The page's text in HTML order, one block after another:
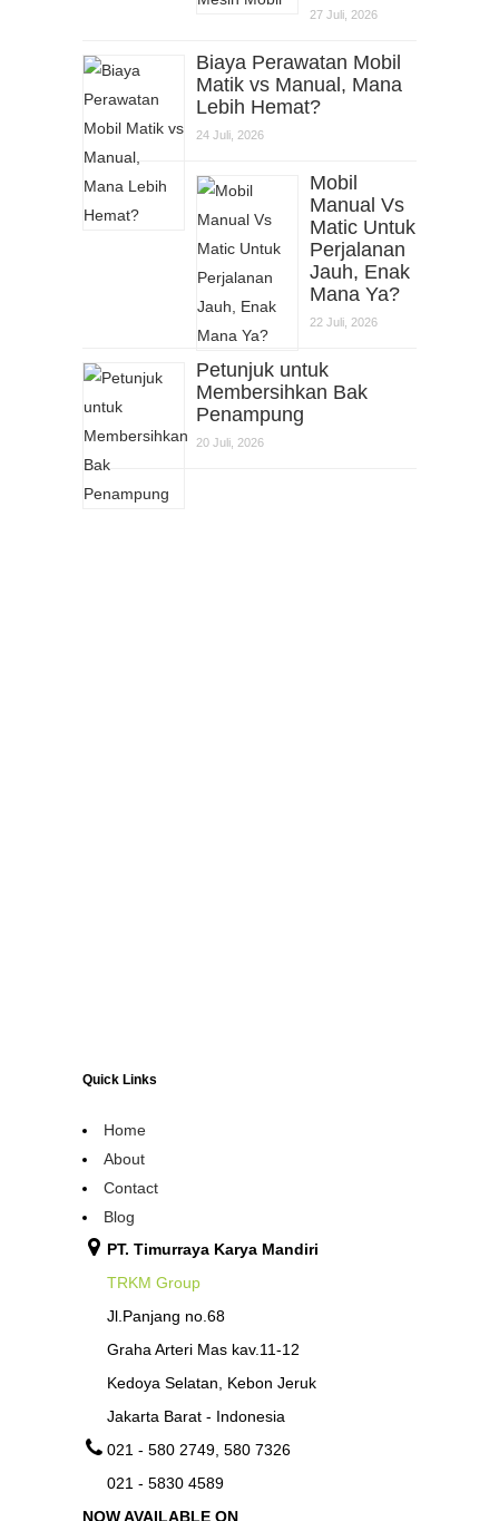
27 Juli, 2026
Biaya Perawatan Mobil
Matik vs Manual, Mana
Lebih Hemat?
24 Juli, 2026
Mobil
Manual Vs
Matic Untuk
Perjalanan
Jauh, Enak
Mana Ya?
22 Juli, 2026
Petunjuk untuk
Membersihkan Bak
Penampung
20 Juli, 2026
Quick Links
Home
About
Contact
Blog
PT. Timurraya Karya Mandiri
TRKM Group
Jl.Panjang no.68
Graha Arteri Mas kav.11-12
Kedoya Selatan, Kebon Jeruk
Jakarta Barat - Indonesia
021 - 580 2749, 580 7326
021 - 5830 4589
NOW AVAILABLE ON